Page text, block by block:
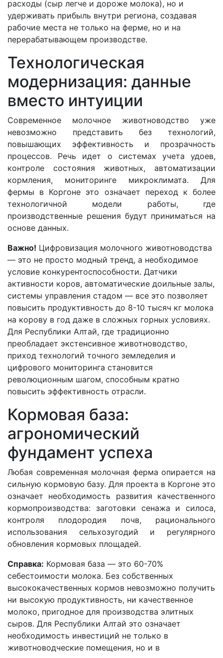
расходы (сыр легче и дороже молока), но и
удерживать прибыль внутри региона, создавая
рабочие места не только на ферме, но и на
перерабатывающем производстве.
Технологическая
модернизация: данные
вместо интуиции
Современное молочное животноводство уже
невозможно представить без технологий,
повышающих эффективность и прозрачность
процессов. Речь идет о системах учета удоев,
контроле состояния животных, автоматизации
кормления, мониторинге микроклимата. Для
фермы в Коргоне это означает переход к более
технологичной модели работы, где
производственные решения будут приниматься на
основе данных.
Важно! Цифровизация молочного животноводства
— это не просто модный тренд, а необходимое
условие конкурентоспособности. Датчики
активности коров, автоматические доильные залы,
системы управления стадом — все это позволяет
повысить продуктивность до 8-10 тысяч кг молока
на корову в год даже в сложных горных условиях.
Для Республики Алтай, где традиционно
преобладает экстенсивное животноводство,
приход технологий точного земледелия и
цифрового мониторинга становится
революционным шагом, способным кратно
повысить эффективность отрасли.
Кормовая база:
агрономический
фундамент успеха
Любая современная молочная ферма опирается на
сильную кормовую базу. Для проекта в Коргоне это
означает необходимость развития качественного
кормопроизводства: заготовки сенажа и силоса,
контроля плодородия почв, рационального
использования сельхозугодий и регулярного
обновления кормовых площадей.
Справка: Кормовая база — это 60-70%
себестоимости молока. Без собственных
высококачественных кормов невозможно получить
ни высокую продуктивность, ни качественное
молоко, пригодное для производства элитных
сыров. Для Республики Алтай это означает
необходимость инвестиций не только в
животноводческие помещения, но и в